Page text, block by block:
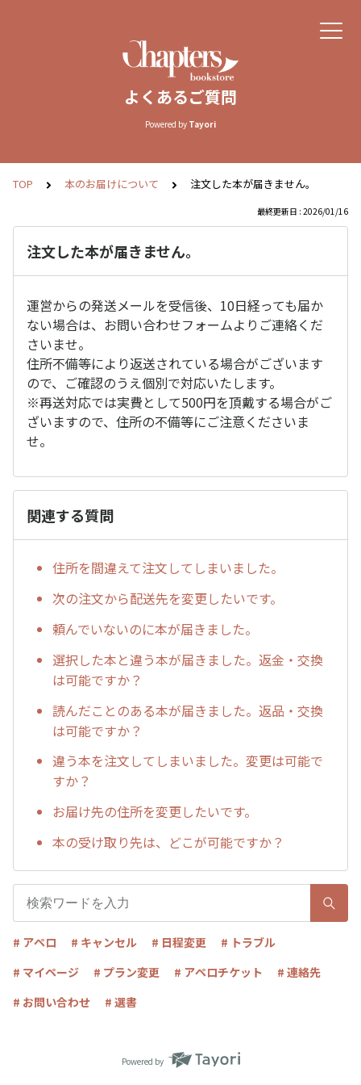
よくあるご質問
Powered by Tayori
TOP 本のお届けについて 注文した本が届きません。
最終更新日 : 2026/01/16
注文した本が届きません。
運営からの発送メールを受信後、10日経っても届か
ない場合は、お問い合わせフォームよりご連絡くだ
さいませ。
住所不備等により返送されている場合がございます
ので、ご確認のうえ個別で対応いたします。
※再送対応では実費として500円を頂戴する場合がご
ざいますので、住所の不備等にご注意くださいま
せ。
関連する質問
住所を間違えて注文してしまいました。
次の注文から配送先を変更したいです。
頼んでいないのに本が届きました。
選択した本と違う本が届きました。返金・交換
は可能ですか？
読んだことのある本が届きました。返品・交換
は可能ですか？
違う本を注文してしまいました。変更は可能で
すか？
お届け先の住所を変更したいです。
本の受け取り先は、どこが可能ですか？
# アペロ # キャンセル # 日程変更
# トラブル
# マイページ
# プラン変更 # アペロチケット
# 連絡先
# お問い合わせ
# 選書
Powered by